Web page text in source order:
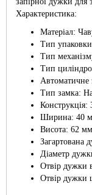
Характеристика:
Матеріал:
Тип
Тип
Тип
Автоматичне
Тип замка:
Ширина: 40
Висота: 62 мм
Загартована
Діаметр
Отвір дужки
Отвір дужки